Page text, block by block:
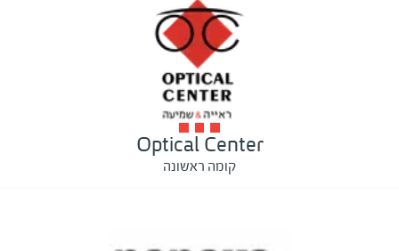
Optical Center
קומה ראשונה